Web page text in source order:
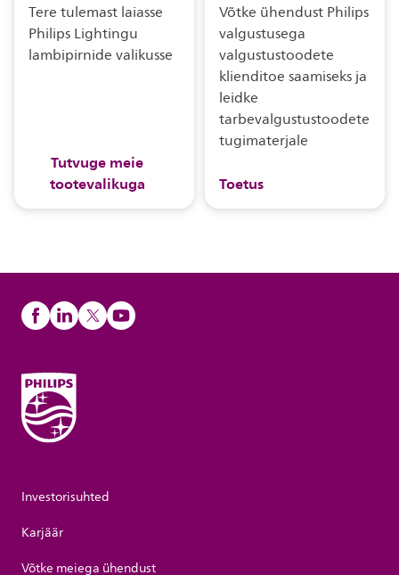
Tere tulemast laiasse
Philips Lightingu
lambipirnide valikusse
Tutvuge meie
tootevalikuga
Võtke ühendust Philips
valgustusega
valgustustoodete
klienditoe saamiseks ja
leidke
tarbevalgustustoodete
tugimaterjale
Toetus
Investorisuhted
Karjäär
Võtke meiega ühendust